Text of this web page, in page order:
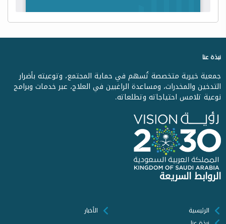
نبذة عنا
جمعية خيرية متخصصة تُسهم في حماية المجتمع، وتوعيته بأضرار
التدخين والمخدرات، ومساعدة الراغبين في العلاج، عبر خدمات وبرامج
نوعية تلامس احتياجاته وتطلعاته.
الروابط السريعة
الرئيسية
الأخبار